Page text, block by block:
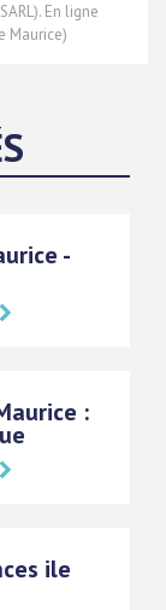
En ligne
Maurice)
-
:
ile